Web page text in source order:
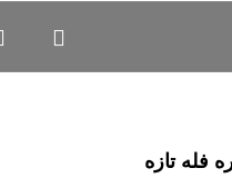
فله تازه